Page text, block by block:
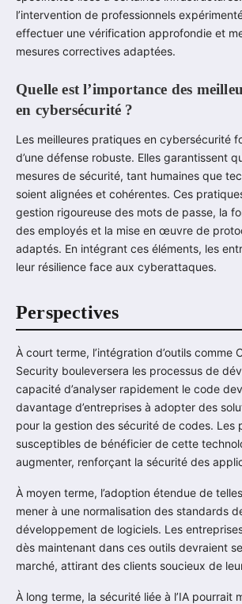
l’intervention de professionnels
effectuer une vérification approfondie et
mesures correctives adaptées.
Quelle est l’importance des
en cybersécurité ?
Les meilleures pratiques en cybersécurité
d’une défense robuste. Elles garantissent
mesures de sécurité, tant humaines que
soient alignées et cohérentes. Ces
gestion rigoureuse des mots de passe, la
des employés et la mise en œuvre de
adaptés. En intégrant ces éléments, les
leur résilience face aux cyberattaques.
Perspectives
À court terme, l’intégration d’outils comme
Security bouleversera les processus de
capacité d’analyser rapidement le code
davantage d’entreprises à adopter des
pour la gestion des sécurité de codes. Les
susceptibles de bénéficier de cette
augmenter, renforçant la sécurité des
À moyen terme, l’adoption étendue de
mener à une normalisation des standards
développement de logiciels. Les
dès maintenant dans ces outils devraient
marché, attirant des clients soucieux de
À long terme, la sécurité liée à l’IA pourrait